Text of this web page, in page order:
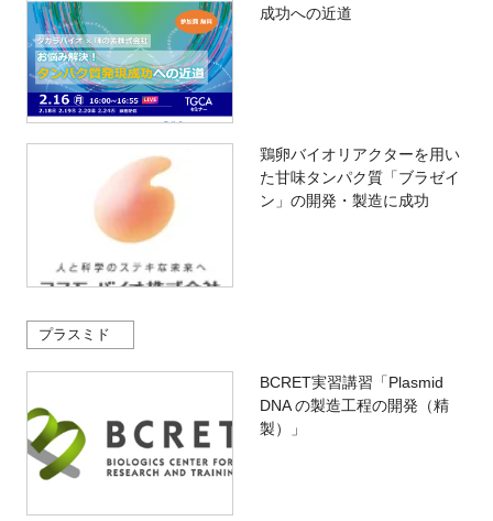
成功への近道
鶏卵バイオリアクターを用い
た甘味タンパク質「ブラゼイ
ン」の開発・製造に成功
プラスミド
BCRET実習講習「Plasmid
DNA の製造工程の開発（精
製）」